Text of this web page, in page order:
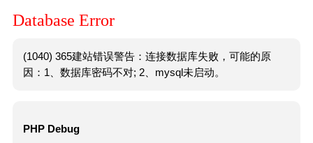
Database Error
(1040) 365建站错误警告：连接数据库失败，可能的原
因：1、数据库密码不对; 2、mysql未启动。
PHP Debug